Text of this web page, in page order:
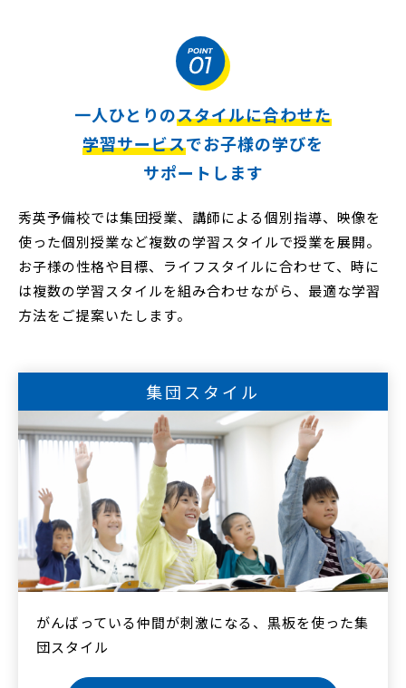
一人ひとりのスタイルに合わせた
学習サービスでお子様の学びを
サポートします
秀英予備校では集団授業、講師による個別指導、 映像を
使った個別授業など複数の学習スタイルで授業を展開。
お子様の性格や目標、ライフスタイルに合わせて、 時に
は複数の学習スタイルを組み合わせながら、最適な学習
方法をご提案いたします。
集団スタイル
がんばっている仲間が刺激になる、 黒板を使った集
団スタイル